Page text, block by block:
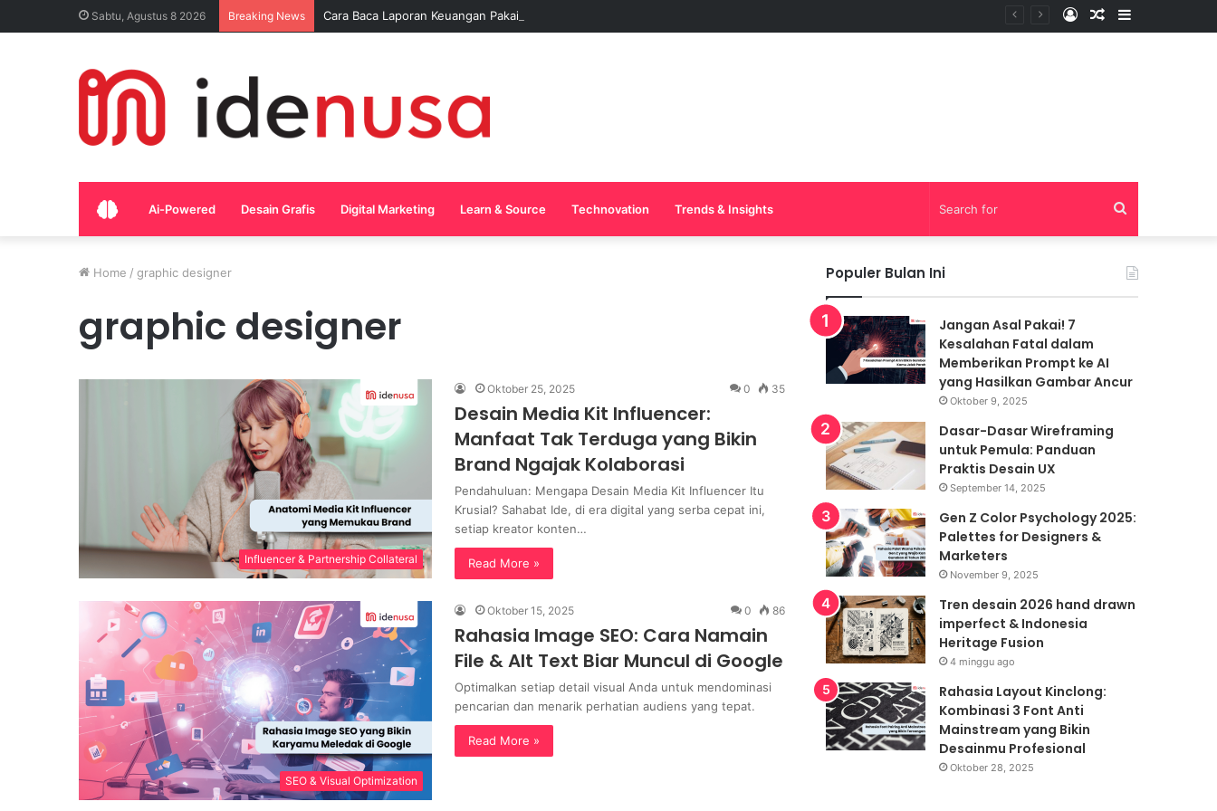
Sabtu, Agustus 8 2026 Breaking News Cara Baca Laporan Keuangan Pakai AI Tanpa Pusing Sidebar
Random
Log
HomeAi-Powered Desain Grafis Digital Marketing Learn & Source Technovation Trends & Insights Search
for
Home / graphic designer
graphic designer
Influencer & Partnership Collateral
Oktober 25, 2025 0 35
Desain Media Kit Influencer:
Manfaat Tak Terduga yang Bikin
Brand Ngajak Kolaborasi
Pendahuluan: Mengapa Desain Media Kit Influencer Itu
Krusial? Sahabat Ide, di era digital yang serba cepat ini,
setiap kreator konten…
Read More »
SEO & Visual Optimization
Oktober 15, 2025 0 86
Rahasia Image SEO: Cara Namain
File & Alt Text Biar Muncul di Google
Optimalkan setiap detail visual Anda untuk mendominasi
pencarian dan menarik perhatian audiens yang tepat.
Read More »
Populer Bulan Ini
Jangan Asal Pakai! 7
Kesalahan Fatal dalam
Memberikan Prompt ke AI
yang Hasilkan Gambar Ancur
Oktober 9, 2025
Dasar-Dasar Wireframing
untuk Pemula: Panduan
Praktis Desain UX
September 14, 2025
Gen Z Color Psychology 2025:
Palettes for Designers &
Marketers
November 9, 2025
Tren desain 2026 hand drawn
imperfect & Indonesia
Heritage Fusion
4 minggu ago
Rahasia Layout Kinclong:
Kombinasi 3 Font Anti
Mainstream yang Bikin
Desainmu Profesional
Oktober 28, 2025